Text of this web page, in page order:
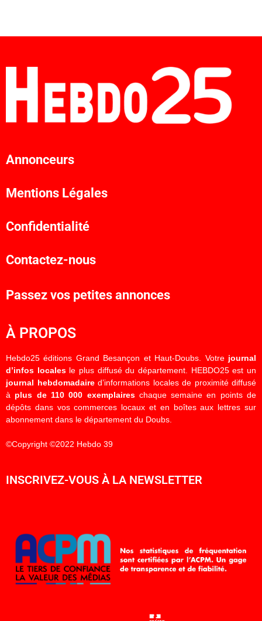
Annonceurs
Mentions Légales
Confidentialité
Contactez-nous
Passez vos petites annonces
À PROPOS
Hebdo25 éditions Grand Besançon et Haut-Doubs. Votre journal
d’infos localesle plus diffusé du département. HEBDO25 est un
journal hebdomadaired’informations locales de proximité diffusé
à plus de 110 000 exemplaireschaque semaine en points de
dépôts dans vos commerces locaux et en boîtes aux lettres sur
abonnement dans le département du Doubs.
©Copyright ©2022 Hebdo 39
INSCRIVEZ-VOUS À LA NEWSLETTER